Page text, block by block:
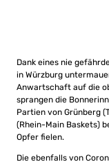
Dank eines nie
in Würzburg
Anwartschaft auf die
sprangen die
Partien von Grünberg
(Rhein-Main Baskets)
Opfer fielen.
Die ebenfalls von